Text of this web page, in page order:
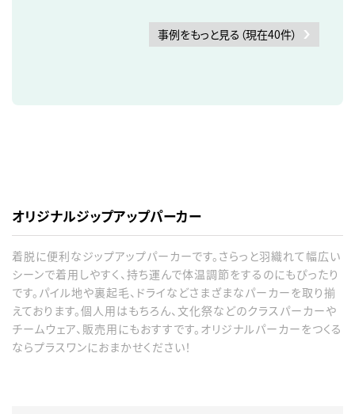
事例をもっと見る（現在40件）
オリジナルジップアップパーカー
着脱に便利なジップアップパーカーです。さらっと羽織れて幅広い
シーンで着用しやすく、持ち運んで体温調節をするのにもぴったり
です。パイル地や裏起毛、ドライなどさまざまなパーカーを取り揃
えております。個人用はもちろん、文化祭などのクラスパーカーや
チームウェア、販売用にもおすすです。オリジナルパーカーをつくる
ならプラスワンにおまかせください！